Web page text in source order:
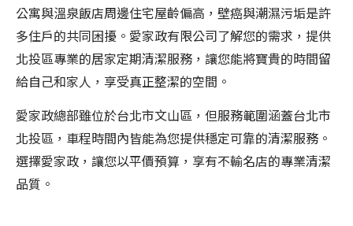
公寓與溫泉飯店周邊住宅屋齡偏高，壁癌與潮濕污垢是許
多住戶的共同困擾。愛家政有限公司了解您的需求，提供
北投區專業的居家定期清潔服務，讓您能將寶貴的時間留
給自己和家人，享受真正整潔的空間。
愛家政總部雖位於台北市文山區，但服務範圍涵蓋台北市
北投區，車程時間內皆能為您提供穩定可靠的清潔服務。
選擇愛家政，讓您以平價預算，享有不輸名店的專業清潔
品質。